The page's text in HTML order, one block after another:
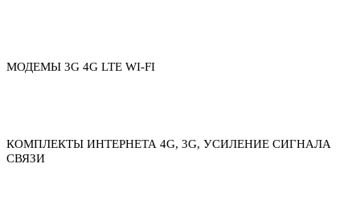
МОДЕМЫ 3G 4G LTE WI-FI
КОМПЛЕКТЫ ИНТЕРНЕТА 4G, 3G, УСИЛЕНИЕ СИГНАЛА
СВЯЗИ